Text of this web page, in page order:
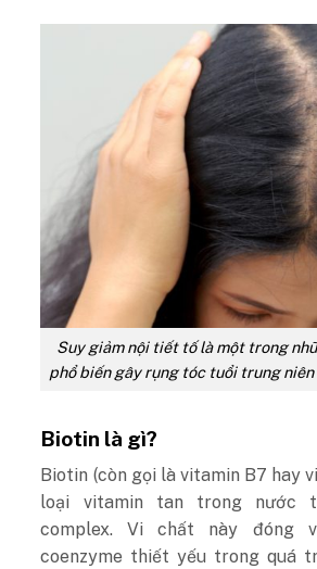
Suy giảm nội tiết tố là một trong
phổ biến gây rụng tóc tuổi trung
Biotin là gì?
Biotin (còn gọi là vitamin B7 hay
loại vitamin tan trong nước
complex. Vi chất này đóng
coenzyme thiết yếu trong quá